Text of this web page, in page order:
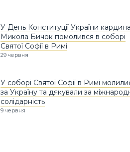
У День Конституції України
Микола Бичок помолився в соборі
Святої Софії в Римі
29 червня
У соборі Святої Софії в Римі
за Україну та дякували за
солідарність
9 червня